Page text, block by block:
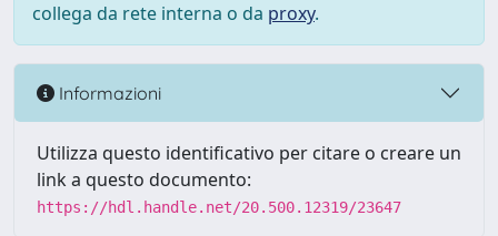
collega da rete interna o da proxy.
Informazioni
Utilizza questo identificativo per citare o creare un
link a questo documento:
https://hdl.handle.net/20.500.12319/23647